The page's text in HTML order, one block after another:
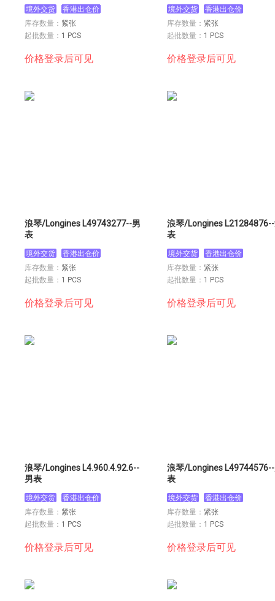
境外交货
香港出仓价
库存数量： 紧张
起批数量： 1 PCS
价格登录后可见
境外交货
香港出仓价
库存数量： 紧张
起批数量： 1 PCS
价格登录后可见
浪琴/Longines L49743277--男
表
境外交货
香港出仓价
库存数量： 紧张
起批数量： 1 PCS
价格登录后可见
浪琴/Longines
表
境外交货
香港出仓价
库存数量： 紧张
起批数量： 1 PCS
价格登录后可见
浪琴/Longines L4.960.4.92.6--
男表
境外交货
香港出仓价
库存数量： 紧张
起批数量： 1 PCS
价格登录后可见
浪琴/Longines
表
境外交货
香港出仓价
库存数量： 紧张
起批数量： 1 PCS
价格登录后可见